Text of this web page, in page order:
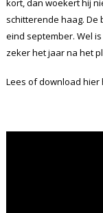
kort, dan woekert hij
schitterende haag. De
eind september. Wel
zeker het jaar na het
Lees of download hier